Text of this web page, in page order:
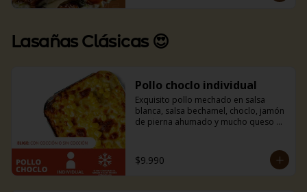
Lasañas Clásicas 😍
Pollo choclo individual
Exquisito pollo mechado en salsa
blanca, salsa bechamel, choclo, jamón
de pierna ahumado y mucho queso
la casa.
$9.990